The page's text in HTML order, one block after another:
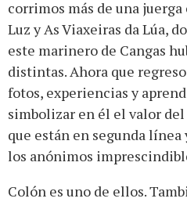
corrimos más de una
Luz y As Viaxeiras da Lúa,
este marinero de Cangas
distintas. Ahora que
fotos, experiencias y
simbolizar en él el valor
que están en segunda línea
los anónimos
Colón es uno de ellos.